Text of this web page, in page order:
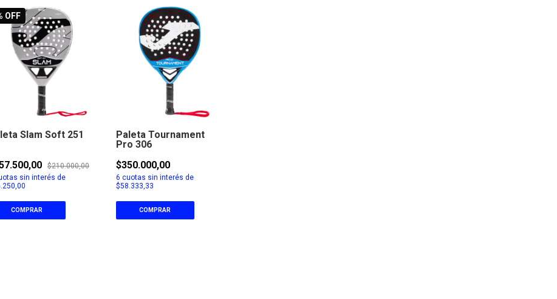
OFF
Slam Soft 251
$210.000,00
sin interés de
COMPRAR
Paleta Tournament
Pro 306
$350.000,00
6 cuotas sin interés de
$58.333,33
COMPRAR